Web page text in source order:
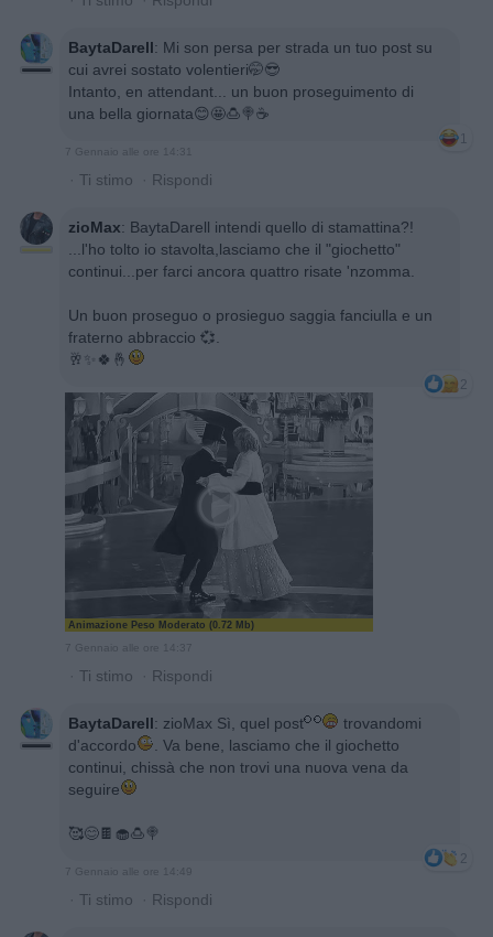
BaytaDarell: Mi son persa per strada un tuo post su
cui avrei sostato volentieri🤭😎
Intanto, en attendant... un buon proseguimento di
una bella giornata😊🤩🍮🍭☕️
1
7 Gennaio alle ore 14:31
· Ti stimo · Rispondi
zioMax: BaytaDarell intendi quello di stamattina?!
...l'ho tolto io stavolta,lasciamo che il "giochetto"
continui...per farci ancora quattro risate 'nzomma.
Un buon proseguo o prosieguo saggia fanciulla e un
fraterno abbraccio 💞.
🥂✨️🍀🤞
2
Animazione Peso Moderato (0.72 Mb)
7 Gennaio alle ore 14:37
· Ti stimo · Rispondi
BaytaDarell: zioMax Sì, quel post
trovandomi
d'accordo
. Va bene, lasciamo che il giochetto
continui, chissà che non trovi una nuova vena da
seguire
🥰😊🍫🧁🍮🍭
2
7 Gennaio alle ore 14:49
· Ti stimo · Rispondi